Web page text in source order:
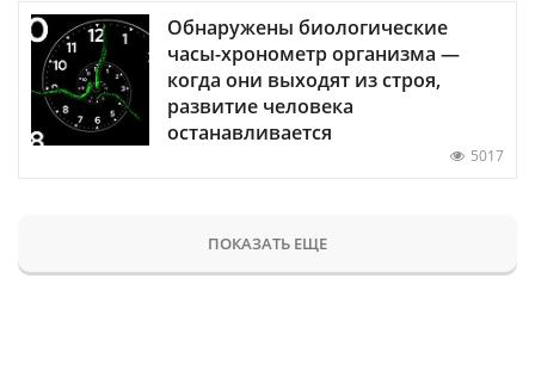
Обнаружены биологические
часы-хронометр организма —
когда они выходят из строя,
развитие человека
останавливается
5017
ПОКАЗАТЬ ЕЩЕ